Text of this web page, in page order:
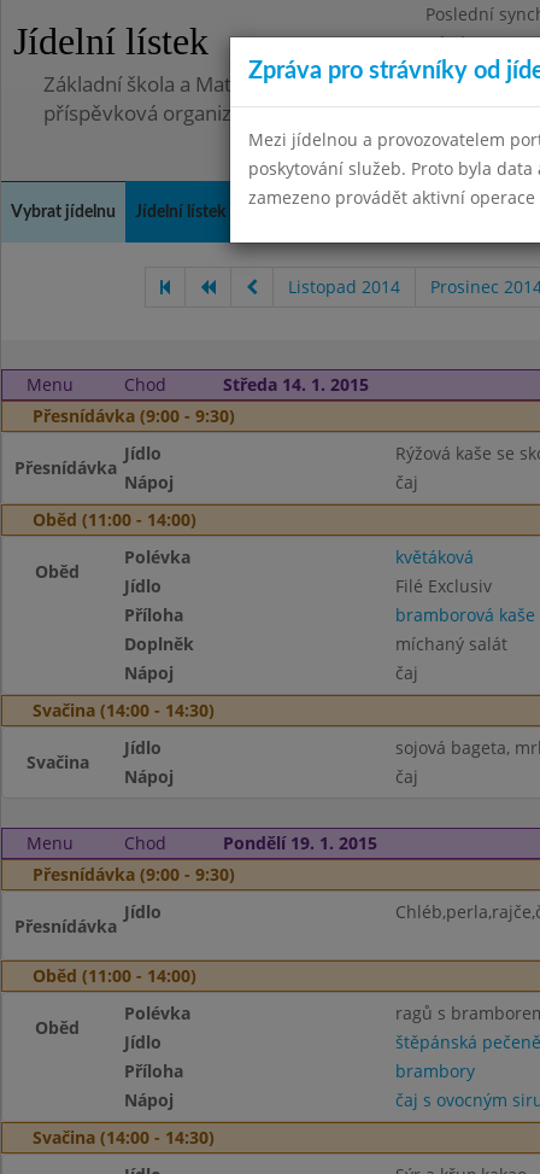
Jídelní lístek
Poslední
Pátek
Základní škola a Mateřská škola, Deblín, okres Brno-
příspěvková organizace
Vybrat jídelnu Jídelní lístek Kontakty a informace
Listopad 2014 Prosinec
Menu Chod
Středa 14. 1. 2015
Přesnídávka (9:00 - 9:30)
Přesnídávka
Jídlo
Rýžová kaše se
Nápoj
čaj
Oběd (11:00 - 14:00)
Oběd
Polévka
květáková
Jídlo
Filé Exclusiv
Příloha
bramborová kaše
Doplněk
míchaný salát
Nápoj
čaj
Svačina (14:00 - 14:30)
Svačina
Jídlo
sojová bageta,
Nápoj
čaj
Menu Chod
Pondělí 19. 1. 2015
Přesnídávka (9:00 - 9:30)
Přesnídávka
Jídlo
Oběd (11:00 - 14:00)
Oběd
Polévka
ragů s
Jídlo
štěpánská pečeně
Příloha
brambory
Nápoj
čaj s ovocným
Svačina (14:00 - 14:30)
Zpráva pro strávníky od
Mezi jídelnou a provozovatelem
poskytování služeb. Proto byla
zamezeno provádět aktivní